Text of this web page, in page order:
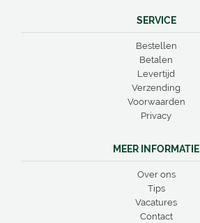
SERVICE
Bestellen
Betalen
Levertijd
Verzending
Voorwaarden
Privacy
MEER INFORMATIE
Over ons
Tips
Vacatures
Contact